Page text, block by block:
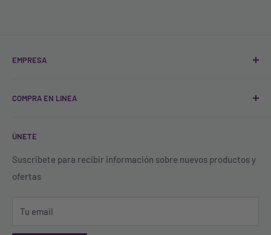
EMPRESA
Sucursales
Blog
Política de Tratamiento de Datos
Política de descuentos y acumulación de puntos
COMPRA EN LINEA
FAQ'S
Todos los productos
Buscar productos
Política de garantías, cambios y devoluciones
ÚNETE
Suscribete para recibir información sobre nuevos productos y
ofertas
Tu email